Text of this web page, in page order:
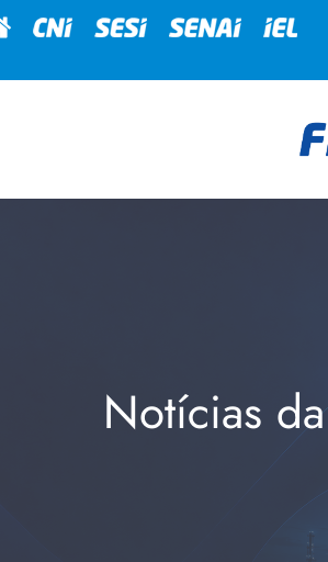
Notícias